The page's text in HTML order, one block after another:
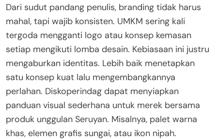
Dari sudut pandang penulis, branding tidak harus
mahal, tapi wajib konsisten. UMKM sering kali
tergoda mengganti logo atau konsep kemasan
setiap mengikuti lomba desain. Kebiasaan ini justru
mengaburkan identitas. Lebih baik menetapkan
satu konsep kuat lalu mengembangkannya
perlahan. Diskoperindag dapat menyiapkan
panduan visual sederhana untuk merek bersama
produk unggulan Seruyan. Misalnya, palet warna
khas, elemen grafis sungai, atau ikon nipah.